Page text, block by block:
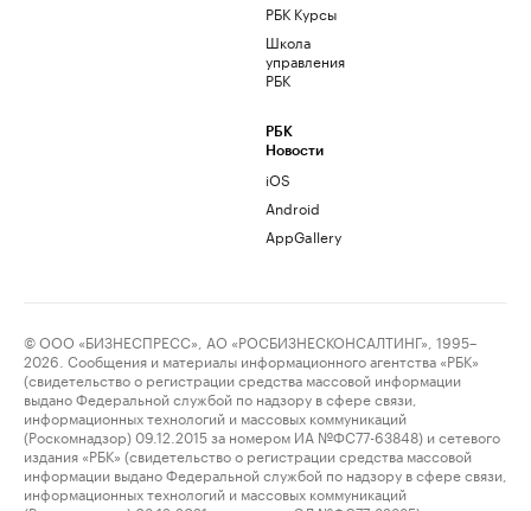
РБК Курсы
Школа
управления
РБК
РБК
Новости
iOS
Android
AppGallery
© ООО «БИЗНЕСПРЕСС», АО «РОСБИЗНЕСКОНСАЛТИНГ», 1995–
2026. Сообщения и материалы информационного агентства «РБК»
(свидетельство о регистрации средства массовой информации
выдано Федеральной службой по надзору в сфере связи,
информационных технологий и массовых коммуникаций
(Роскомнадзор) 09.12.2015 за номером ИА №ФС77-63848) и сетевого
издания «РБК» (свидетельство о регистрации средства массовой
информации выдано Федеральной службой по надзору в сфере связи,
информационных технологий и массовых коммуникаций